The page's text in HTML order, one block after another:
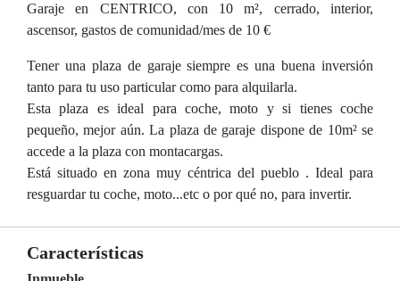
Garaje en CENTRICO, con 10 m², cerrado, interior,
ascensor, gastos de comunidad/mes de 10 €
Tener una plaza de garaje siempre es una buena inversión
tanto para tu uso particular como para alquilarla.
Esta plaza es ideal para coche, moto y si tienes coche
pequeño, mejor aún. La plaza de garaje dispone de 10m² se
accede a la plaza con montacargas.
Está situado en zona muy céntrica del pueblo . Ideal para
resguardar tu coche, moto...etc o por qué no, para invertir.
Características